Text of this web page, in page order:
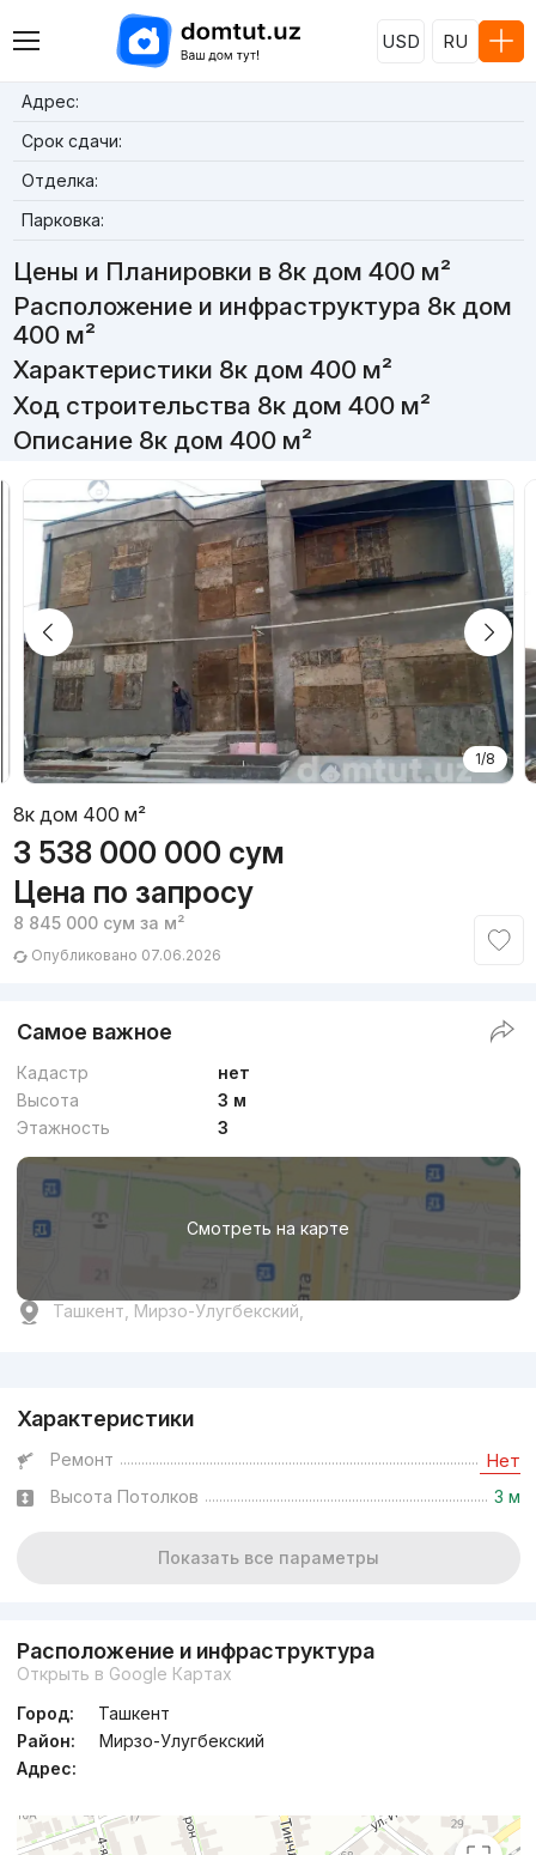
USD RU
Адрес:
Срок сдачи:
Отделка:
Парковка:
Цены и Планировки в 8к дом 400 м²
Расположение и инфраструктура 8к дом
400 м²
Характеристики 8к дом 400 м²
Ход строительства 8к дом 400 м²
Описание 8к дом 400 м²
1/8
8к дом 400 м²
3 538 000 000 сум
Цена по запросу
8 845 000 сум за м²
Опубликовано 07.06.2026
Самое важное
Кадастр
нет
Высота
3 м
Этажность
3
Смотреть на карте
Ташкент, Мирзо-Улугбекский,
Характеристики
Ремонт Нет
Высота Потолков 3 м
Показать все параметры
Расположение и инфраструктура
Открыть в Google Картах
Город:
Ташкент
Район:
Мирзо-Улугбекский
Адрес: